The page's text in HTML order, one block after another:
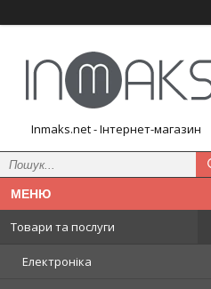
Inmaks.net - Інтернет-магазин
Товари та послуги
Електроніка